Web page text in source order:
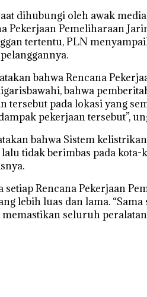
dihubungi oleh awak
Pekerjaan Pemeliharaan
tertentu, PLN
bahwa Rencana
bahwa
tersebut pada lokasi yang
pekerjaan tersebut”,
bahwa Sistem
tidak berimbas pada
setiap Rencana Pekerjaan
lebih luas dan lama.
seluruh